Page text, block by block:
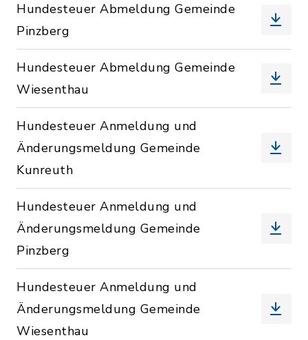
Hundesteuer Abmeldung Gemeinde
Pinzberg
Hundesteuer Abmeldung Gemeinde
Wiesenthau
Hundesteuer Anmeldung und
Änderungsmeldung Gemeinde
Kunreuth
Hundesteuer Anmeldung und
Änderungsmeldung Gemeinde
Pinzberg
Hundesteuer Anmeldung und
Änderungsmeldung Gemeinde
Wiesenthau